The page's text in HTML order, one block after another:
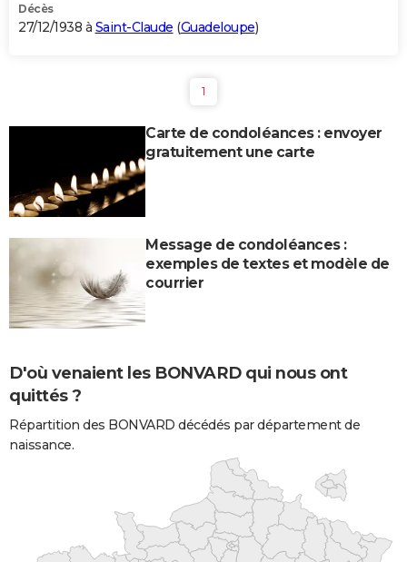
Décès
27/12/1938 à Saint-Claude (Guadeloupe)
1
Carte de condoléances : envoyer
gratuitement une carte
Message de condoléances :
exemples de textes et modèle de
courrier
D'où venaient les BONVARD qui nous ont
quittés ?
Répartition des BONVARD décédés par département de
naissance.